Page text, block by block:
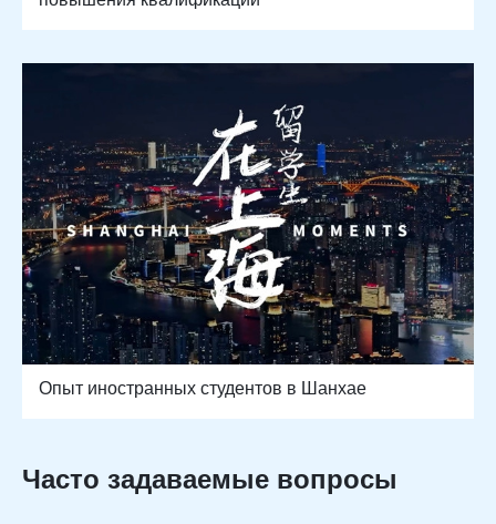
Опыт иностранных студентов в Шанхае
Часто задаваемые вопросы